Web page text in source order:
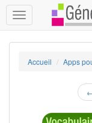
Toggle
navigation
Accueil Apps